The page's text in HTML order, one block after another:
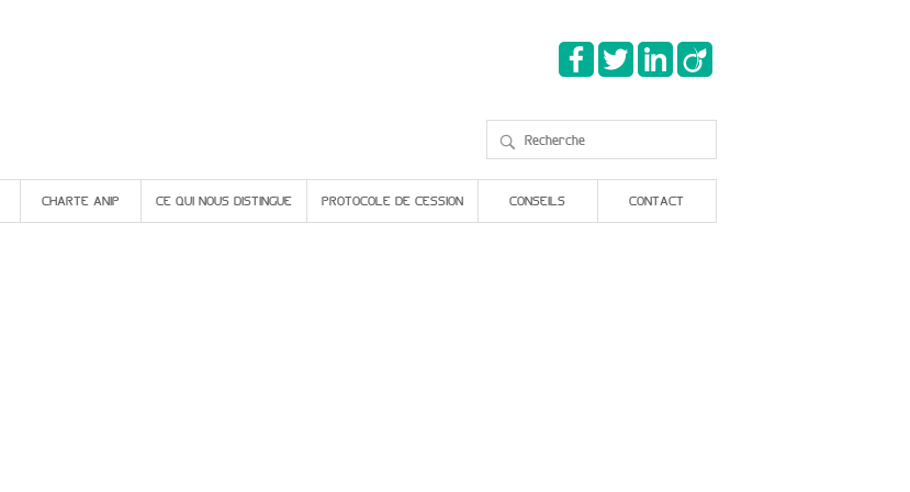
CHARTE ANIP CE QUI NOUS DISTINGUE PROTOCOLE DE CESSION CONSEILS CONTACT